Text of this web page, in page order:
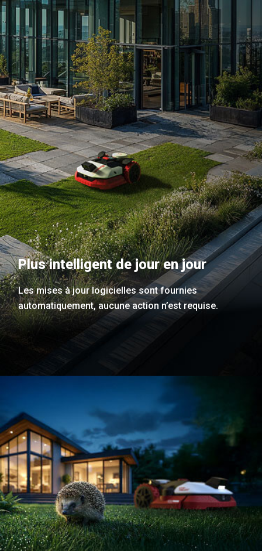
Plus intelligent de jour en jour
Les mises à jour logicielles sont fournies
automatiquement, aucune action n’est requise.